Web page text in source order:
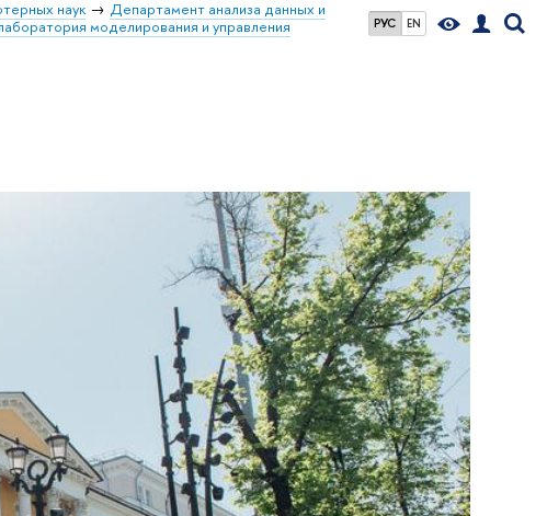
РУС EN
наук
Департамент анализа данных и
моделирования и управления